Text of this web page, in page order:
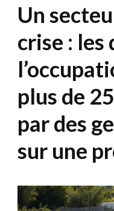
Un
crise : les
plus de
par des
sur une